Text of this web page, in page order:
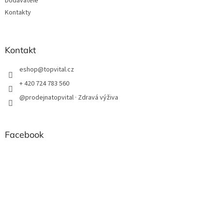
Kontakty
Kontakt
eshop@topvital.cz
+ 420 724 783 560
@prodejnatopvital · Zdravá výživa
Facebook